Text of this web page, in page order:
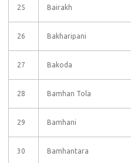
25 Bairakh
26 Bakharipani
27 Bakoda
28 Bamhan Tola
29 Bamhani
30 Bamhantara